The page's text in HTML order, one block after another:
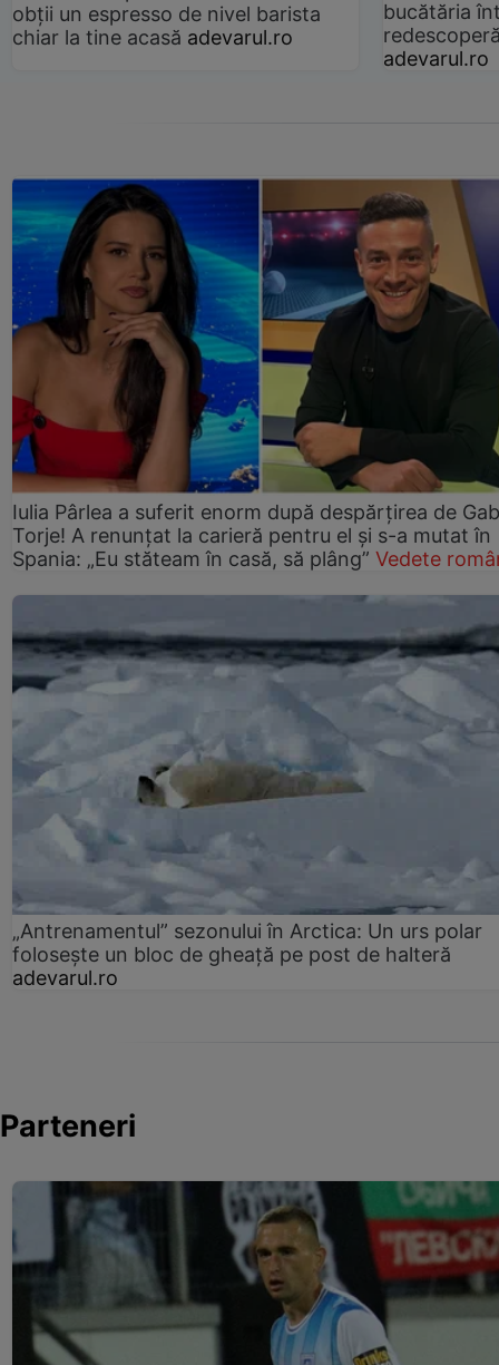
obții un espresso de nivel barista
chiar la tine acasă adevarul.ro
bucătăria
adevarul.ro
Iulia Pârlea a suferit enorm după despărțirea de
Torje! A renunțat la carieră pentru el și s-a mutat în
Spania: „Eu stăteam în casă, să plâng” Vedete
„Antrenamentul” sezonului în Arctica: Un urs polar
folosește un bloc de gheață pe post de halteră
adevarul.ro
Parteneri